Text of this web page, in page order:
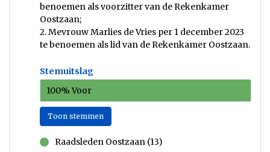
benoemen als voorzitter van de Rekenkamer
Oostzaan;
2. Mevrouw Marlies de Vries per 1 december 2023
te benoemen als lid van de Rekenkamer Oostzaan.
Stemuitslag
100% Voor
Toon stemmen
Raadsleden Oostzaan (13)